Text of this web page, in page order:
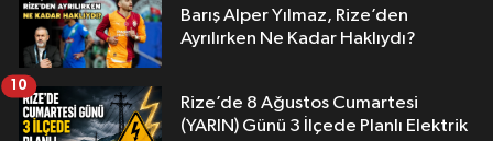
Barış Alper Yılmaz, Rize’den
Ayrılırken Ne Kadar Haklıydı?
Rize’de 8 Ağustos Cumartesi
(YARIN) Günü 3 İlçede Planlı Elektrik
10